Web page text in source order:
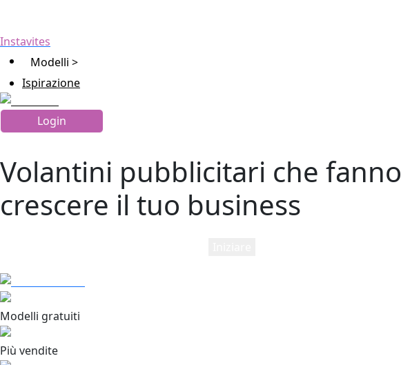
Instavites
Modelli >
Ispirazione
Login
Volantini pubblicitari che fanno
crescere il tuo business
Modelli gratuiti
Più vendite